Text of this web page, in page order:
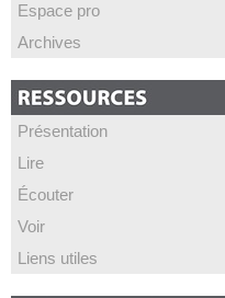
Espace pro
Archives
Présentation
Lire
Écouter
Voir
Liens utiles